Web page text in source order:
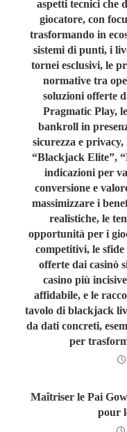
aspetti tecnici che
giocatore, con
trasformando in
sistemi di punti, i
tornei esclusivi, le
normative tra
soluzioni offerte
Pragmatic Play,
bankroll in
sicurezza e
“Blackjack Elite”,
indicazioni per
conversione e
massimizzare i
realistiche, le
opportunità per i
competitivi, le
offerte dai casinò
casino più
affidabile, e le
tavolo di blackjack
da dati concreti,
per
Maîtriser le Pai
pour